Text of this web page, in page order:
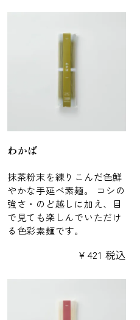
わかば
抹茶粉末を練りこんだ色鮮
やかな手延べ素麺。 コシの
強さ・のど越しに加え、目
で見ても楽しんでいただけ
る色彩素麺です。
¥ 421 税込